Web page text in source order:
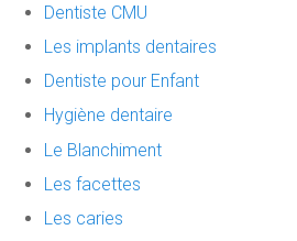
Dentiste CMU
Les implants dentaires
Dentiste pour Enfant
Hygiène dentaire
Le Blanchiment
Les facettes
Les caries